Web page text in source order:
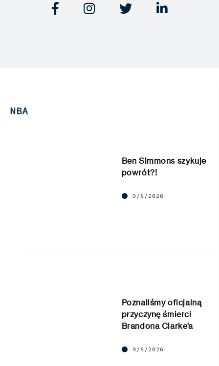
   
NBA
Ben Simmons szykuje
powrót?!
9/8/2026
Poznaliśmy oficjalną
przyczynę śmierci
Brandona Clarke’a
9/8/2026